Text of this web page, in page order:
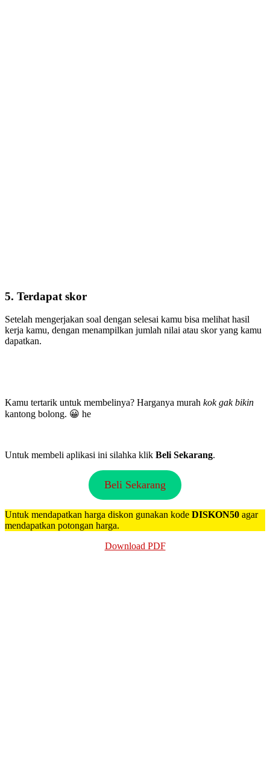
5. Terdapat skor
Setelah mengerjakan soal dengan selesai kamu bisa melihat hasil
kerja kamu, dengan menampilkan jumlah nilai atau skor yang kamu
dapatkan.
Kamu tertarik untuk membelinya? Harganya murah kok gak bikin
kantong bolong. 😀 he
Untuk membeli aplikasi ini silahka klik Beli Sekarang.
Beli Sekarang
Untuk mendapatkan harga diskon gunakan kode DISKON50 agar
mendapatkan potongan harga.
Download PDF